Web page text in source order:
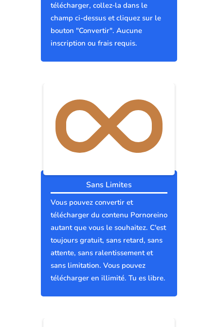
télécharger, collez-la dans le
champ ci-dessus et cliquez sur le
bouton "Convertir". Aucune
inscription ou frais requis.
Sans Limites
Vous pouvez convertir et
télécharger du contenu Pornoreino
autant que vous le souhaitez. C'est
toujours gratuit, sans retard, sans
attente, sans ralentissement et
sans limitation. Vous pouvez
télécharger en illimité. Tu es libre.